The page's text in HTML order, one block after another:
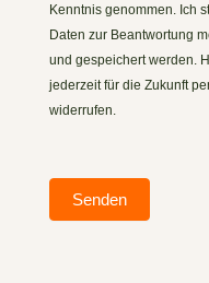
Kenntnis genommen. Ich
Daten zur Beantwortung
und gespeichert werden.
jederzeit für die Zukunft
widerrufen.
Senden